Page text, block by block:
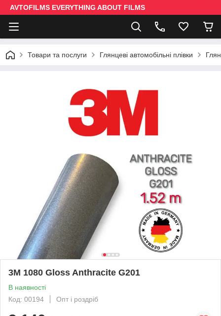
AVTOFILMS EVERYTHING ABOUT FILMS
Товари та послуги Глянцеві автомобільні плівки
3M 1080 Gloss Anthracite G201
В наявності
Код: 00194
Опт і роздріб